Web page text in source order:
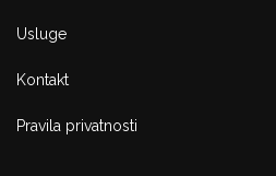
Usluge
Kontakt
Pravila privatnosti